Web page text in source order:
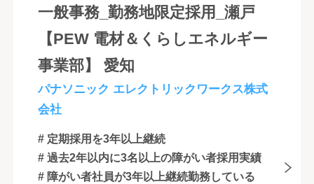
一般事務_勤務地限定採用_瀬戸
【PEW 電材＆くらしエネルギー
事業部】 愛知
パナソニック エレクトリックワークス株式
会社
# 定期採用を3年以上継続
# 過去2年以内に3名以上の障がい者採用実績
# 障がい者社員が3年以上継続勤務している